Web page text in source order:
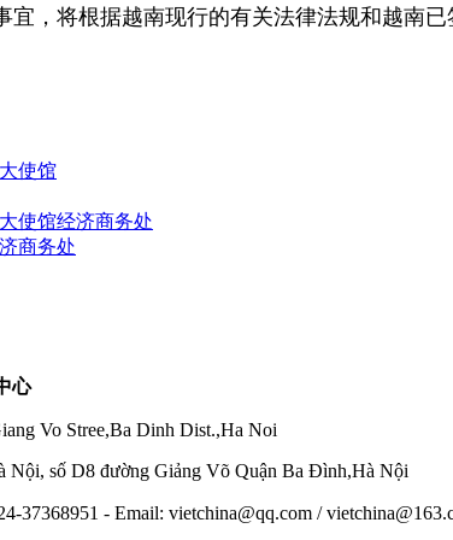
，将根据越南现行的有关法律法规和越南
使馆
使馆经济商务处
商务处
心
Vo Stree,Ba Dinh Dist.,Ha Noi
Nội, số D8 đường Giảng Võ Quận Ba Đình,Hà Nội
37368951 - Email: vietchina@qq.com /